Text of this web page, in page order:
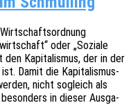
oder „Sozia­le
Kapi­ta­lis­mus, der in der
Damit die Kapi­ta­lis­mus­
nicht sogleich als
in dieser Ausga­